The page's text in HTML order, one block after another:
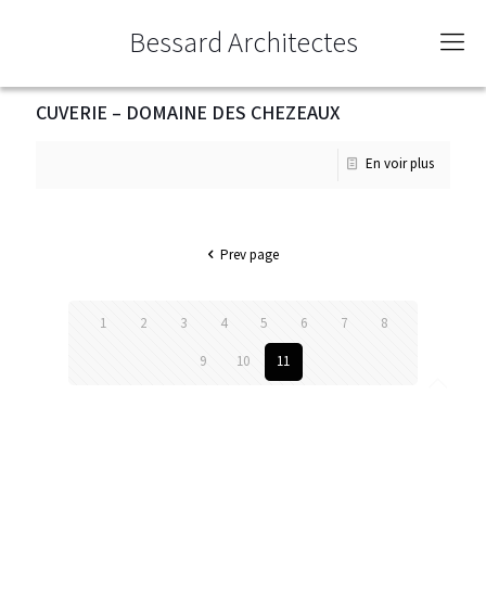
Bessard Architectes
CUVERIE – DOMAINE DES CHEZEAUX
En voir plus
Prev page
1 2 3 4 5 6 7 8
9 10 11